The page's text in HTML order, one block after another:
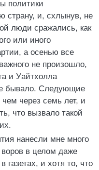
политики
страну, и, схлынув, не
люди сражались, как
или иного
а осенью все
не произошло,
и Уайтхолла
бывало. Следующие
через семь лет, и
что вызвало такой
нанесли мне много
в целом даже
газетах, и хотя то, что